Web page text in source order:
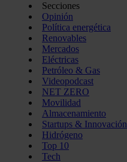
Secciones
Opinión
Política energética
Renovables
Mercados
Eléctricas
Petróleo & Gas
Videopodcast
NET ZERO
Movilidad
Almacenamiento
Startups & Innovación
Hidrógeno
Top 10
Tech